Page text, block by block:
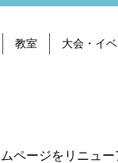
教室 大会・イ
ページをリニュ